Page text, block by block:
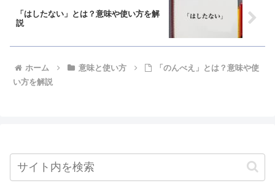
「はしたない」とは？意味や使い方を解
説
ホーム 意味と使い方
「のんべえ」とは？意味や使
い方を解説